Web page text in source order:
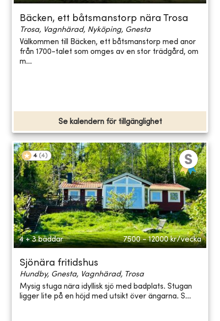
Bäcken, ett båtsmanstorp nära Trosa
Trosa, Vagnhärad, Nyköping, Gnesta
Välkommen till Bäcken, ett båtsmanstorp med anor
från 1700-talet som omges av en stor trädgård, om
m...
Se kalendern för tillgänglighet
4 (4)
4 + 3 bäddar 7500 - 12000 kr/vecka
Sjönära fritidshus
Hundby, Gnesta, Vagnhärad, Trosa
Mysig stuga nära idyllisk sjö med badplats. Stugan
ligger lite på en höjd med utsikt över ängarna. S...